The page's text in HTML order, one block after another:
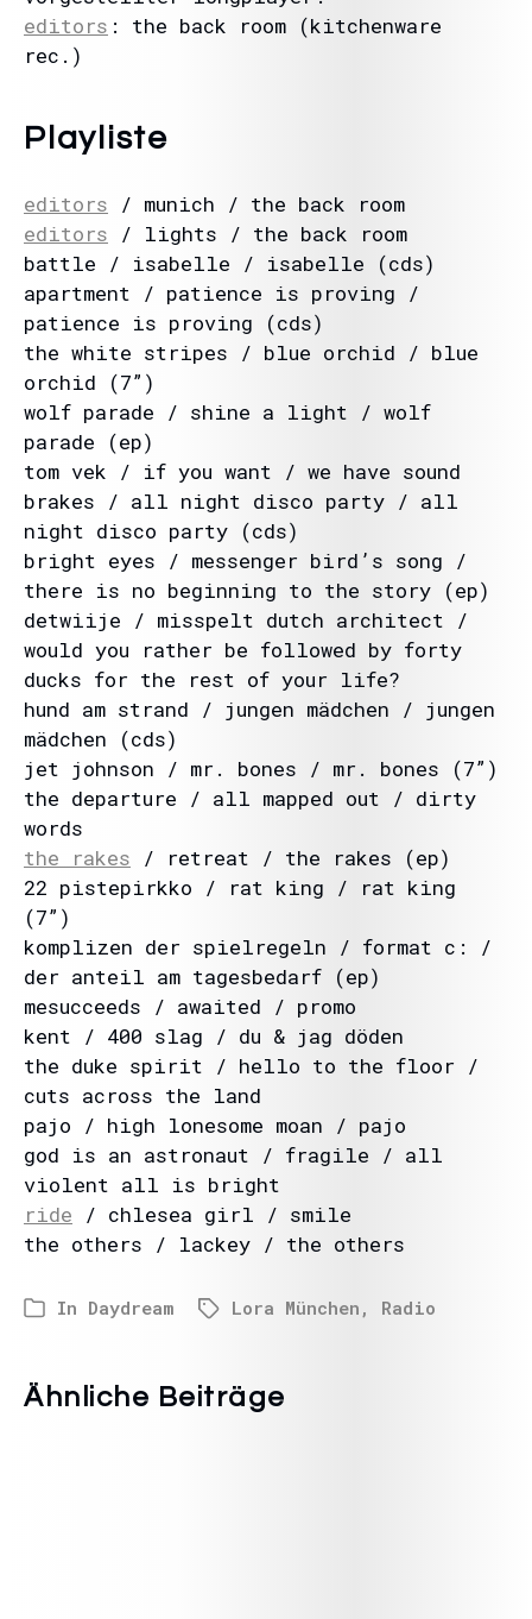
editors : the back room (kitchenware
rec.)
Playliste
editors / munich / the back room
editors / lights / the back room
battle / isabelle / isabelle (cds)
apartment / patience is proving /
patience is proving (cds)
the white stripes / blue orchid / blue
orchid (7”)
wolf parade / shine a light / wolf
parade (ep)
tom vek / if you want / we have sound
brakes / all night disco party / all
night disco party (cds)
bright eyes / messenger bird’s song /
there is no beginning to the story (ep)
detwiije / misspelt dutch architect /
would you rather be followed by forty
ducks for the rest of your life?
hund am strand / jungen mädchen / jungen
mädchen (cds)
jet johnson / mr. bones / mr. bones (7”)
the departure / all mapped out / dirty
words
the rakes / retreat / the rakes (ep)
22 pistepirkko / rat king / rat king
(7”)
komplizen der spielregeln / format c: /
der anteil am tagesbedarf (ep)
mesucceeds / awaited / promo
kent / 400 slag / du & jag döden
the duke spirit / hello to the floor /
cuts across the land
pajo / high lonesome moan / pajo
god is an astronaut / fragile / all
violent all is bright
ride / chlesea girl / smile
the others / lackey / the others
In Daydream Lora München , Radio
Ähnliche Beiträge